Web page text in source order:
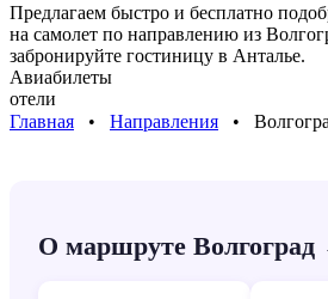
Предлагаем быстро и бесплатно
на самолет по направлению из
забронируйте гостиницу в Анталье.
Авиабилеты
отели
Главная ⠀•⠀ Направления ⠀•⠀
О маршруте